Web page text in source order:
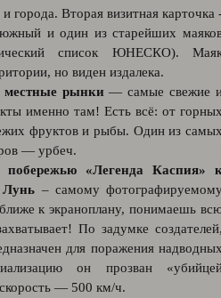
города. Вторая визитная карточка
и один из старейших
список ЮНЕСКО).
но виден издалека.
местные рынки — самые свежие
именно там! Есть всё: от
фруктов и рыбы. Один из
— урбеч.
«Легенда Каспия»
Лунь – самому
к экраноплану, понимаешь
По задумке
для поражения
он прозван
— 500 км/ч.